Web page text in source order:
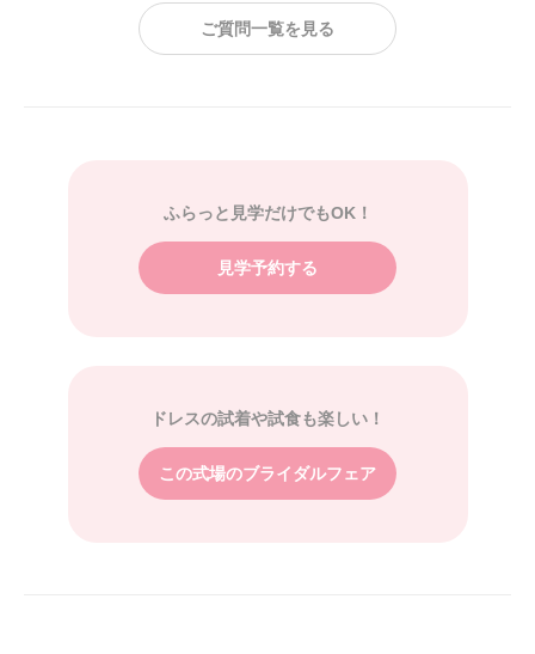
ご質問一覧を見る
ふらっと見学だけでもOK！
見学予約する
ドレスの試着や試食も楽しい！
この式場のブライダルフェア